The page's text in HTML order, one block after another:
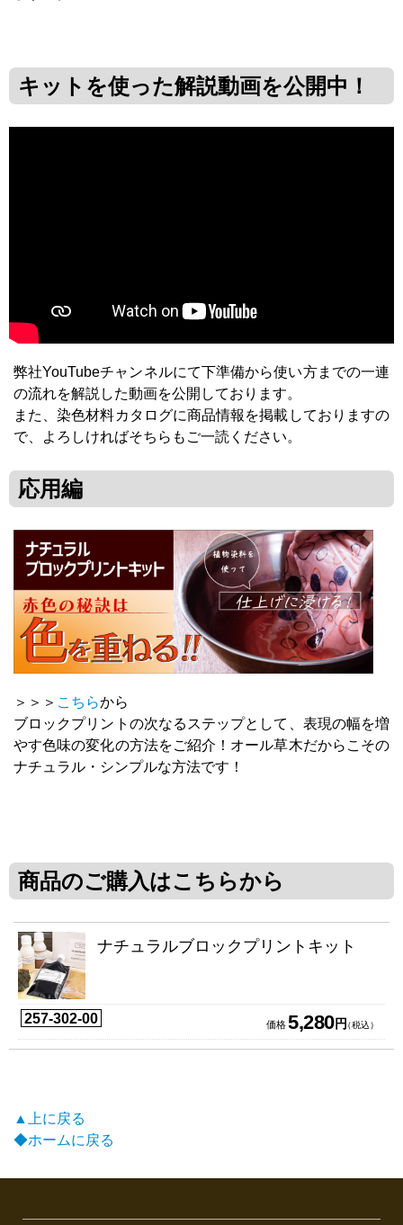
キットを使った解説動画を公開中！
弊社YouTubeチャンネルにて下準備から使い方までの一連
の流れを解説した動画を公開しております。
また、染色材料カタログに商品情報を掲載しておりますの
で、よろしければそちらもご一読ください。
応用編
＞＞＞ こちらから
ブロックプリントの次なるステップとして、表現の幅を増
やす色味の変化の方法をご紹介！オール草木だからこその
ナチュラル・シンプルな方法です！
商品のご購入はこちらから
ナチュラルブロックプリントキット
257-302-00 価格5,280円（税込）
▲上に戻る
◆ホームに戻る